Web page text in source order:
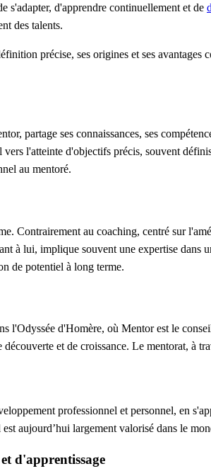
s'adapter, d'apprendre continuellement et de
des talents.
précise, ses origines et ses avantages
partage ses connaissances, ses
l'atteinte d'objectifs précis, souvent
au mentoré.
Contrairement au coaching, centré sur
à lui, implique souvent une expertise
de potentiel à long terme.
l'Odyssée d'Homère, où Mentor est le
et de croissance. Le mentorat, à
professionnel et personnel, en
aujourd’hui largement valorisé dans le
d'apprentissage